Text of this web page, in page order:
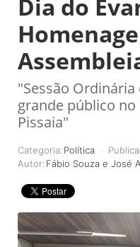
Dia do
"Sessão
grande público
Pissaia"
Categoria: Política
Autor: Fábio Souza e José